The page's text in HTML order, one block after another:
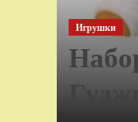
Игрушки